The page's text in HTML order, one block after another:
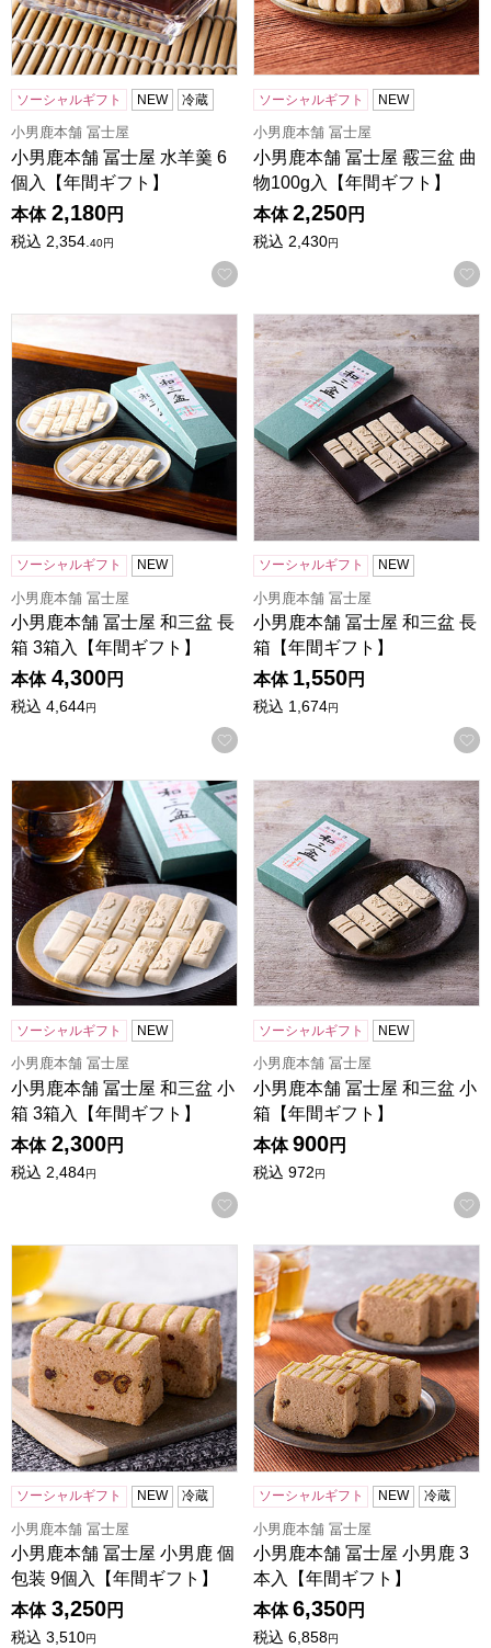
ソーシャルギフト NEW 冷蔵
小男鹿本舗 冨士屋
小男鹿本舗 冨士屋 水羊羹 6
個入【年間ギフト】
本体 2,180円
税込 2,354.40円
お気に入りに登録する
ソーシャルギフト NEW
小男鹿本舗 冨士屋
小男鹿本舗 冨士屋 霰三盆 曲
物100g入【年間ギフト】
本体 2,250円
税込 2,430円
小男鹿本舗 冨士屋 和三盆 長箱 3箱入【年間ギフト】
ソーシャルギフト NEW
小男鹿本舗 冨士屋
小男鹿本舗 冨士屋 和三盆 長
箱 3箱入【年間ギフト】
本体 4,300円
税込 4,644円
お気に入りに登録する
小男鹿本舗 冨士屋 和三盆 長
ソーシャルギフト NEW
小男鹿本舗 冨士屋
小男鹿本舗 冨士屋 和三盆 長
箱【年間ギフト】
本体 1,550円
税込 1,674円
小男鹿本舗 冨士屋 和三盆 小箱 3箱入【年間ギフト】
ソーシャルギフト NEW
小男鹿本舗 冨士屋
小男鹿本舗 冨士屋 和三盆 小
箱 3箱入【年間ギフト】
本体 2,300円
税込 2,484円
お気に入りに登録する
小男鹿本舗 冨士屋 和三盆 小
ソーシャルギフト NEW
小男鹿本舗 冨士屋
小男鹿本舗 冨士屋 和三盆 小
箱【年間ギフト】
本体 900円
税込 972円
小男鹿本舗 冨士屋 小男鹿 個包装 9個入【年間ギフト】
ソーシャルギフト NEW 冷蔵
小男鹿本舗 冨士屋
小男鹿本舗 冨士屋 小男鹿 個
包装 9個入【年間ギフト】
本体 3,250円
税込 3,510円
小男鹿本舗 冨士屋 小男鹿 3
ソーシャルギフト NEW 冷蔵
小男鹿本舗 冨士屋
小男鹿本舗 冨士屋 小男鹿 3
本入【年間ギフト】
本体 6,350円
税込 6,858円